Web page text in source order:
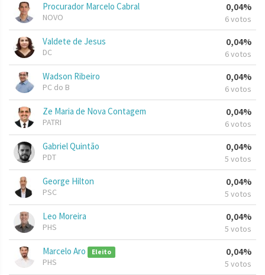
Procurador Marcelo Cabral
NOVO
0,04%
6 votos
Valdete de Jesus
DC
0,04%
6 votos
Wadson Ribeiro
PC do B
0,04%
6 votos
Ze Maria de Nova Contagem
PATRI
0,04%
6 votos
Gabriel Quintão
PDT
0,04%
5 votos
George Hilton
PSC
0,04%
5 votos
Leo Moreira
PHS
0,04%
5 votos
Marcelo Aro Eleito
PHS
0,04%
5 votos